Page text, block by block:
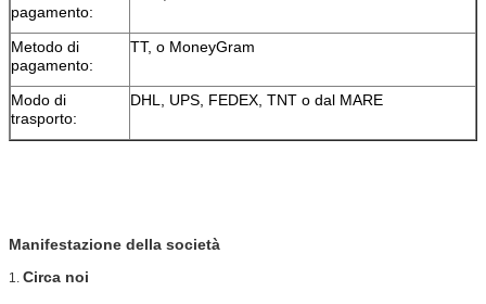
pagamento:
Metodo di
pagamento:
TT, o MoneyGram
Modo di
trasporto:
DHL, UPS, FEDEX, TNT o dal MARE
Manifestazione della società
1. Circa noi